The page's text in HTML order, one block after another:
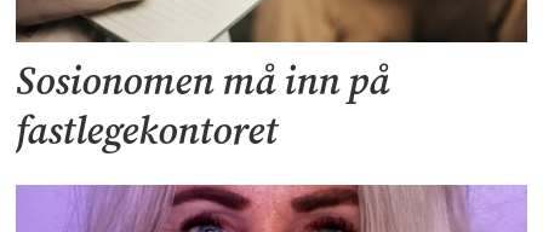
Sosionomen må inn på
fastlegekontoret